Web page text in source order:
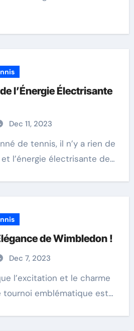
l’Énergie Électrisante
Dec 11, 2023
l’énergie électrisante de…
de Wimbledon !
Dec 7, 2023
tournoi emblématique est…